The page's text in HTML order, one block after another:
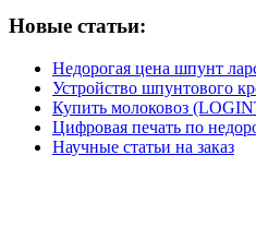
Новые статьи:
Недорогая цена шпунт
Устройство шпунтового
Купить молоковоз
Цифровая печать по
Научные статьи на заказ